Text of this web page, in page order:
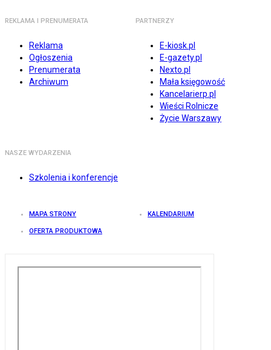
REKLAMA I PRENUMERATA
Reklama
Ogłoszenia
Prenumerata
Archiwum
PARTNERZY
E-kiosk.pl
E-gazety.pl
Nexto.pl
Mała księgowość
Kancelarierp.pl
Wieści Rolnicze
Życie Warszawy
NASZE WYDARZENIA
Szkolenia i konferencje
MAPA STRONY KALENDARIUM
OFERTA PRODUKTOWA